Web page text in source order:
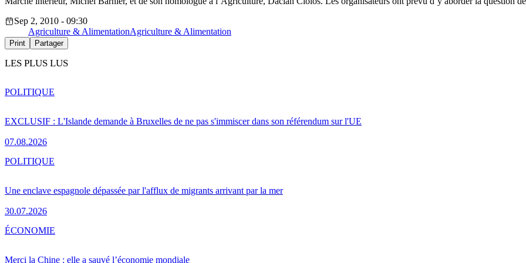
Sep 2, 2010 - 09:30
Agriculture & AlimentationAgriculture & Alimentation
Print Partager
LES PLUS LUS
EXCLUSIF : L'Islande demande à Bruxelles de ne pas s'immiscer dans son référendum sur l'UE
07.08.2026
POLITIQUE
Une enclave espagnole dépassée par l'afflux de migrants arrivant par la mer
30.07.2026
POLITIQUE
Merci la Chine : elle a sauvé l’économie mondiale
ÉCONOMIE